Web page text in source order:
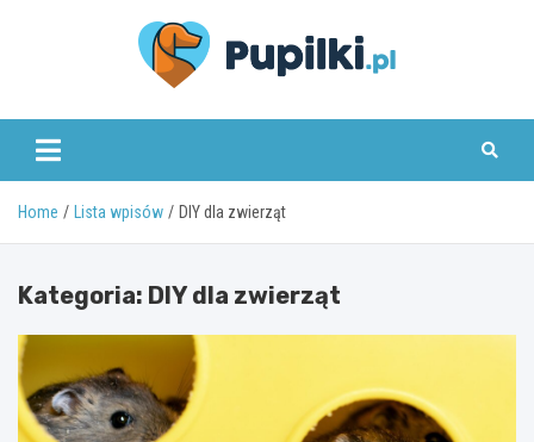
www.pupilki.pl
Home Lista wpisów DIY dla zwierząt
Kategoria: DIY dla zwierząt